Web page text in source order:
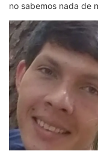
no sabemos nada de